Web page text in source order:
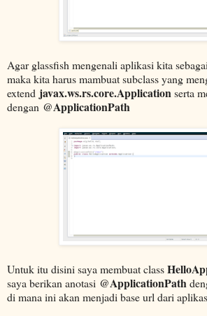
Agar glassfish mengenali aplikasi kita
maka kita harus mambuat subclass yang
extend javax.ws.rs.core.Applicationserta
dengan @ApplicationPath
Untuk itu disini saya membuat class
saya berikan anotasi @ApplicationPath
di mana ini akan menjadi base url dari